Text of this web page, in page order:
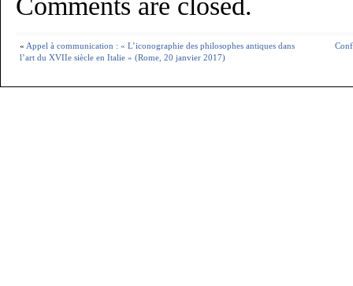
Comments are closed.
« Appel à communication : « L’iconographie des philosophes antiques dans
l’art du XVIIe siècle en Italie » (Rome, 20 janvier 2017)